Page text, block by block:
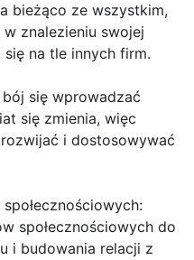
bieżąco ze wszystkim,
znalezieniu swojej
na tle innych firm.
się wprowadzać
się zmienia, więc
i dostosowywać
społecznościowych do
i budowania relacji z